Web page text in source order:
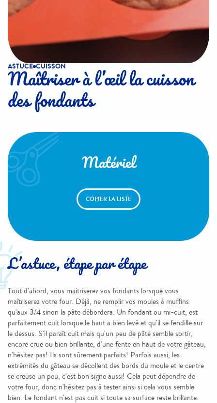
ASTUCE CUISSON
Maîtriser à l’œil la cuisson
des fondants
Matériel
COPIER LA LISTE
L’astuce, étape par étape
Tout d'abord, vous maitriserez vos fondants lorsque vous
maîtriserez votre four. Déjà, ne remplir vos moules à muffins
qu'aux 3/4 sinon la pâte débordera. Un fondant ou mi-cuit, est
parfaitement cuit lorsque le haut a bien levé et qu'il se fendille sur
le dessus. S'il paraît cuit mais qu'un peu de pâte semble sortir,
encore crue ou bien brillante, d'une fente en haut de votre gâteau,
n'hésitez pas! Ils sont sûrement parfaits! Parfois aussi, les
extrémités du gâteau se décollent des bords du moule et le centre
se creuse un peu, c'est bon signe aussi! Cela peut dépendre de
votre four, donc n'hésitez pas à tester ainsi si cela vous semble
bien. Le fondant n'est pas cuit si toute sa surface reste brillante.